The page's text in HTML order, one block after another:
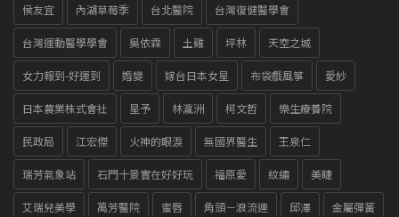
侯友宜 內湖草莓季 台北醫院 台灣復健醫學會
台灣運動醫學學會 吳依霖 土雞 坪林 天空之城
女力報到-好運到 婚變 嫁台日本女星 布袋戲風箏 愛紗
日本農業株式會社 星予 林瀛洲 柯文哲 樂生療養院
民政局 江宏傑 火神的眼淚 無國界醫生 王泉仁
瑞芳氣象站 石門十景實在好好玩 福原愛 紋繡 美睫
艾瑞兒美學 萬芳醫院 蜜唇 角頭－浪流連 邱澤 金屬彈簧